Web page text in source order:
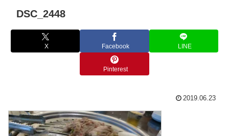
DSC_2448
X Facebook LINE
Pinterest
2019.06.23